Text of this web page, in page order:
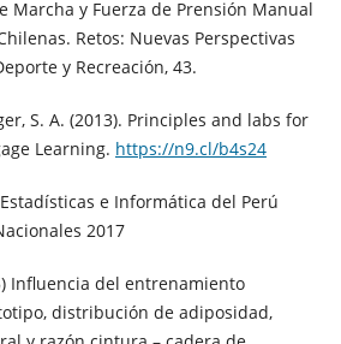
Marcha y Fuerza de Prensión Manual
Retos: Nuevas Perspectivas
y Recreación, 43.
S. A. (2013). Principles and labs for
Learning. https://n9.cl/b4s24
e Informática del Perú
2017
Influencia del entrenamiento
distribución de adiposidad,